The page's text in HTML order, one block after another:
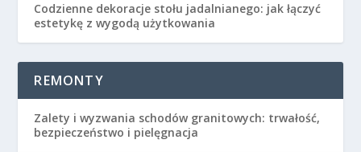
Codzienne dekoracje stołu jadalnianego: jak łączyć
estetykę z wygodą użytkowania
REMONTY
Zalety i wyzwania schodów granitowych: trwałość,
bezpieczeństwo i pielęgnacja